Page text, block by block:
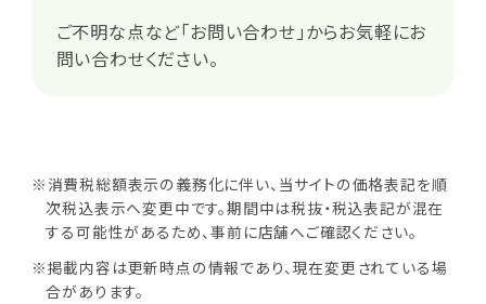
ご不明な点など「お問い合わせ」からお気軽にお
問い合わせください。
※消費税総額表示の義務化に伴い、当サイトの価格表記を順
次税込表示へ変更中です。期間中は税抜・税込表記が混在
する可能性があるため、事前に店舗へご確認ください。
※掲載内容は更新時点の情報であり、現在変更されている場
合があります。